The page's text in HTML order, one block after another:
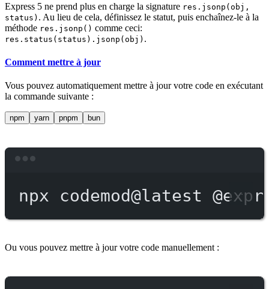
Express 5 ne prend plus en charge la signature res.jsonp(obj,
status) . Au lieu de cela, définissez le statut, puis enchaînez-le à la
méthode res.jsonp() comme ceci:
res.status(status).jsonp(obj) .
Comment mettre à jour
Vous pouvez automatiquement mettre à jour votre code en exécutant
la commande suivante :
npm yarn pnpm bun
npx codemod@latest
Ou vous pouvez mettre à jour votre code manuellement :